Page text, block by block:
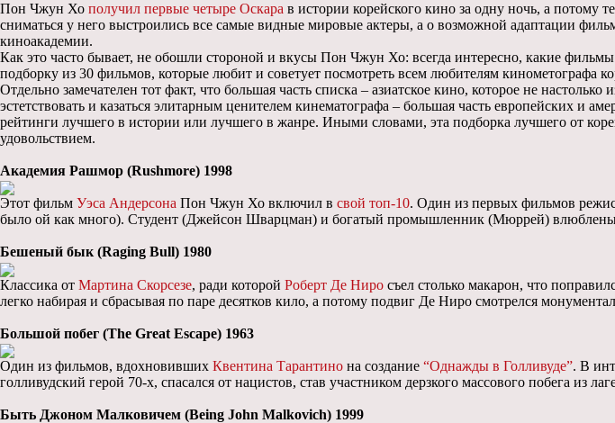
Пон Чжун Хо получил первые четыре Оскара в истории корейского кино за одну ночь, а потому
сниматься у него выстроились все самые видные мировые актеры, а о возможной адаптации
киноакадемии.
Как это часто бывает, не обошли стороной и вкусы Пон Чжун Хо: всегда интересно, какие
подборку из 30 фильмов, которые любит и советует посмотреть всем любителям кинометографа
Отдельно замечателен тот факт, что большая часть списка – азиатское кино, которое не
эстетствовать и казаться элитарным ценителем кинематографа – большая часть европейских и
рейтинги лучшего в истории или лучшего в жанре. Иными словами, эта подборка лучшего от
удовольствием.
Академия Рашмор (Rushmore) 1998
Этот фильм Уэса Андерсона Пон Чжун Хо включил в свой топ-10. Один из первых фильмов
было ой как много). Студент (Джейсон Шварцман) и богатый промышленник (Мюррей) влюблены
Бешеный бык (Raging Bull) 1980
Классика от Мартина Скорсезе, ради которой Роберт Де Ниро съел столько макарон, что
легко набирая и сбрасывая по паре десятков кило, а потому подвиг Де Ниро смотрелся
Большой побег (The Great Escape) 1963
Один из фильмов, вдохновивших Квентина Тарантино на создание “Однажды в Голливуде”. В
голливудский герой 70-х, спасался от нацистов, став участником дерзкого массового побега из
Быть Джоном Малковичем (Being John Malkovich) 1999